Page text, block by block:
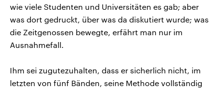
wie viele Studenten und Universitäten es gab; aber
was dort gedruckt, über was da diskutiert wurde; was
die Zeitgenossen bewegte, erfährt man nur im
Ausnahmefall.
Ihm sei zugutezuhalten, dass er sicherlich nicht, im
letzten von fünf Bänden, seine Methode vollständig